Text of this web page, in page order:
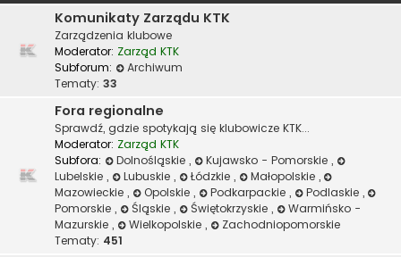
Komunikaty Zarządu KTK
Zarządzenia klubowe
Moderator: Zarząd KTK
Subforum:
Archiwum
Tematy: 33
Fora regionalne
Sprawdź, gdzie spotykają się klubowicze KTK...
Moderator: Zarząd KTK
Subfora:
Dolnośląskie , Kujawsko - Pomorskie ,
Lubelskie , Lubuskie , Łódzkie , Małopolskie ,
Mazowieckie , Opolskie , Podkarpackie , Podlaskie ,
Pomorskie , Śląskie , Świętokrzyskie ,
Warmińsko -
Mazurskie , Wielkopolskie ,
Zachodniopomorskie
Tematy: 451